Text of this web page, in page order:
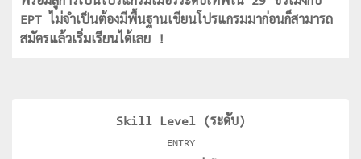
EPT ไม่จำเป็นต้องมีพื้นฐานเขียนโปรแกรมมาก่อนก็สามารถ
สมัครแล้วเริ่มเรียนได้เลย !
Skill Level (ระดับ)
ENTRY